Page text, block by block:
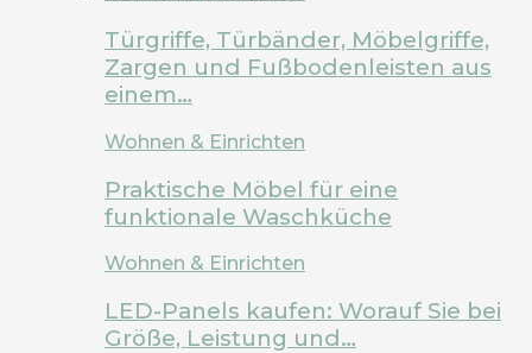
Türgriffe, Türbänder, Möbelgriffe,
Zargen und Fußbodenleisten aus
einem…
Wohnen & Einrichten
Praktische Möbel für eine
funktionale Waschküche
Wohnen & Einrichten
LED-Panels kaufen: Worauf Sie bei
Größe, Leistung und…